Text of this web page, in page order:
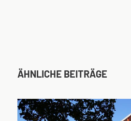
ÄHNLICHE BEITRÄGE